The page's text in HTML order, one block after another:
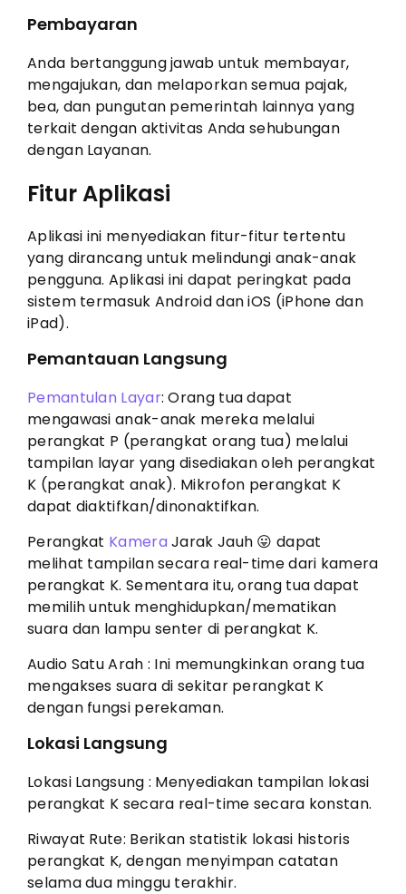
Pembayaran
Anda bertanggung jawab untuk membayar,
mengajukan, dan melaporkan semua pajak,
bea, dan pungutan pemerintah lainnya yang
terkait dengan aktivitas Anda sehubungan
dengan Layanan.
Fitur Aplikasi
Aplikasi ini menyediakan fitur-fitur tertentu
yang dirancang untuk melindungi anak-anak
pengguna. Aplikasi ini dapat peringkat pada
sistem termasuk Android dan iOS (iPhone dan
iPad).
Pemantauan Langsung
Pemantulan Layar: Orang tua dapat
mengawasi anak-anak mereka melalui
perangkat P (perangkat orang tua) melalui
tampilan layar yang disediakan oleh perangkat
K (perangkat anak). Mikrofon perangkat K
dapat diaktifkan/dinonaktifkan.
Perangkat Kamera Jarak Jauh 😛 dapat
melihat tampilan secara real-time dari kamera
perangkat K. Sementara itu, orang tua dapat
memilih untuk menghidupkan/mematikan
suara dan lampu senter di perangkat K.
Audio Satu Arah : Ini memungkinkan orang tua
mengakses suara di sekitar perangkat K
dengan fungsi perekaman.
Lokasi Langsung
Lokasi Langsung : Menyediakan tampilan lokasi
perangkat K secara real-time secara konstan.
Riwayat Rute: Berikan statistik lokasi historis
perangkat K, dengan menyimpan catatan
selama dua minggu terakhir.